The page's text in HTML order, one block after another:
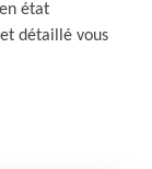
état
détaillé vous